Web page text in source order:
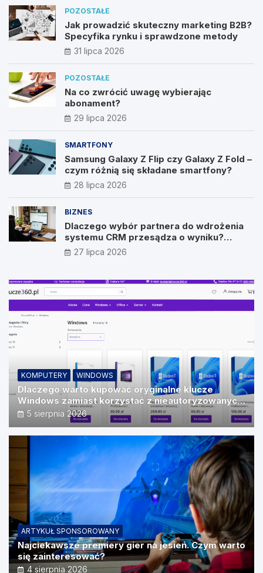
POZOSTAŁE
Jak prowadzić skuteczny marketing B2B?
Specyfika rynku i sprawdzone metody
31 lipca 2026
POZOSTAŁE
Na co zwrócić uwagę wybierając
abonament?
29 lipca 2026
SMARTFONY
Samsung Galaxy Z Flip czy Galaxy Z Fold –
czym różnią się składane smartfony?
28 lipca 2026
BIZNES
Dlaczego wybór partnera do wdrożenia
systemu CRM przesądza o wyniku?
Wywiad z Pawłem Prymakowskim, CEO IT
Vision
27 lipca 2026
KOMPUTERY WINDOWS
Dlaczego warto kupować oryginalne klucze
Windows zamiast korzystać z nieautoryzowanych
źródeł?
5 sierpnia 2026
ARTYKUŁ SPONSOROWANY
Najciekawsze premiery gier na jesień. Czym warto
się zainteresować?
4 sierpnia 2026